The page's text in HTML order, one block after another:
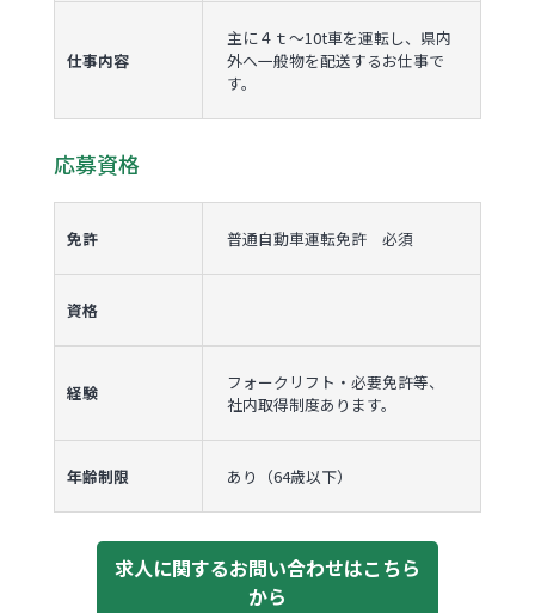
仕事内容
主に４ｔ〜10t車を運転し、県内
外へ一般物を配送するお仕事で
す。
応募資格
免許 普通自動車運転免許 必須
資格
経験
フォークリフト・必要免許等、
社内取得制度あります。
年齢制限 あり（64歳以下）
求人に関するお問い合わせはこちら
から